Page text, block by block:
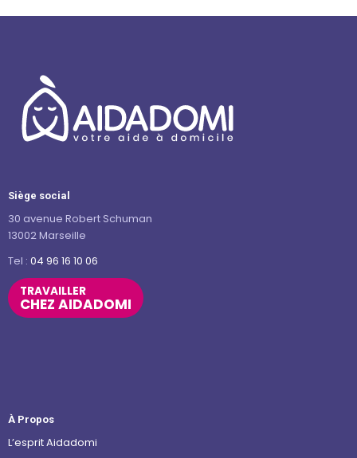
Siège social
30 avenue Robert Schuman
13002 Marseille
Tel : 04 96 16 10 06
TRAVAILLER
CHEZ AIDADOMI
À Propos
L’esprit Aidadomi